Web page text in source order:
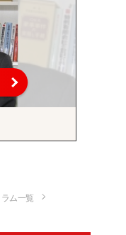
ム一覧